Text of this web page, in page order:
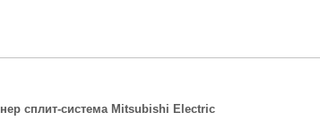
сплит-система Mitsubishi Electric